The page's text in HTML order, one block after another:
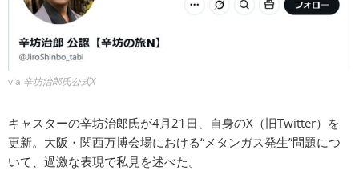
via 辛坊治郎氏公式X
キャスターの辛坊治郎氏が4月21日、自身のX（旧Twitter）を
更新。大阪・関西万博会場における“メタンガス発生”問題につ
いて、過激な表現で私見を述べた。